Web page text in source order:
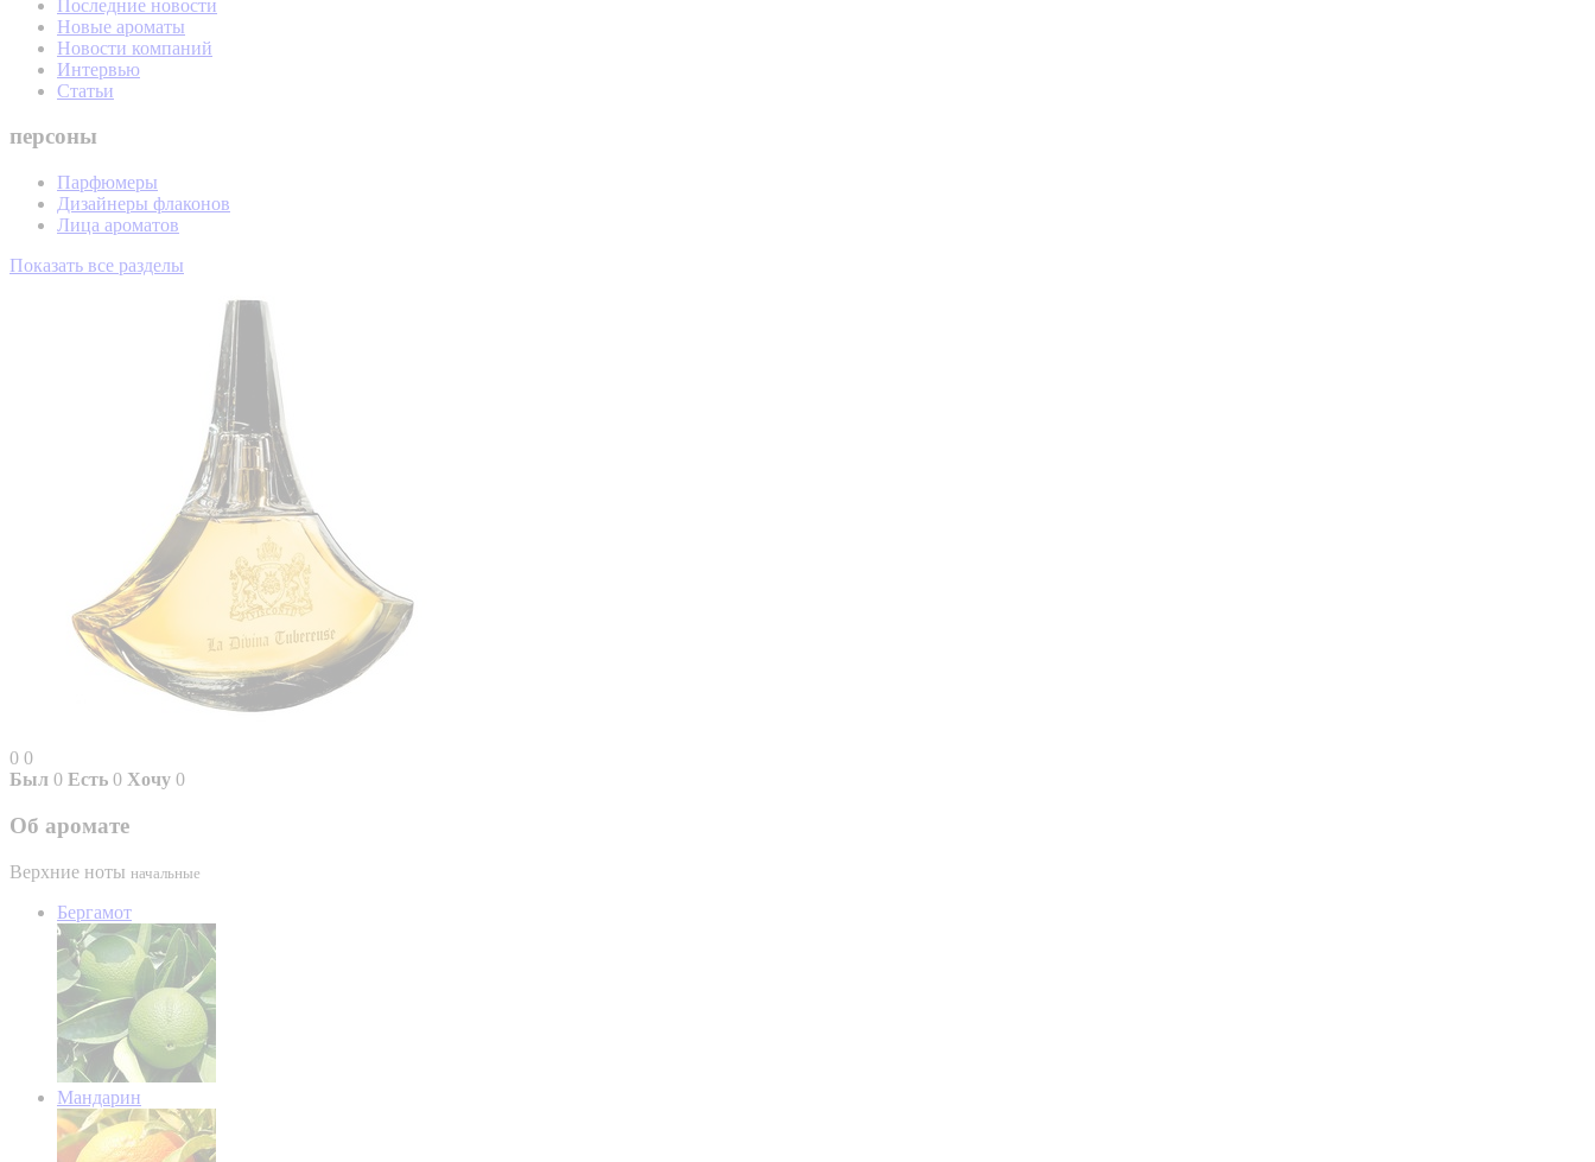
Последние новости
Новые ароматы
Новости компаний
Интервью
Статьи
персоны
Парфюмеры
Дизайнеры флаконов
Лица ароматов
Показать все разделы
0 0
Был 0 Есть 0 Хочу 0
Об аромате
Верхние ноты начальные
Бергамот
Мандарин